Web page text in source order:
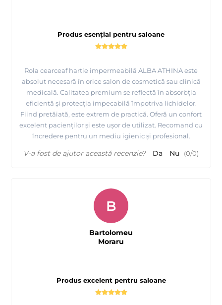
Produs esențial pentru saloane
Rola cearceaf hartie impermeabilă ALBA ATHINA este
absolut necesară în orice salon de cosmetică sau clinică
medicală. Calitatea premium se reflectă în absorbția
eficientă și protecția impecabilă împotriva lichidelor.
Fiind pretăiată, este extrem de practică. Oferă un confort
excelent pacienților și este ușor de utilizat. Recomand cu
încredere pentru un mediu igienic și profesional.
V-a fost de ajutor această recenzie? Da Nu (0/0)
Produs excelent pentru saloane
B
Bartolomeu
Moraru